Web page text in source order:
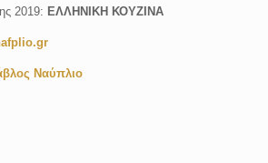
2019: ΕΛΛΗΝΙΚΗ ΚΟΥΖΙΝΑ
Ναύπλιο